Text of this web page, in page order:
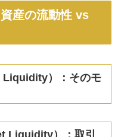
産の流動性 vs
Liquidity）：そのモ